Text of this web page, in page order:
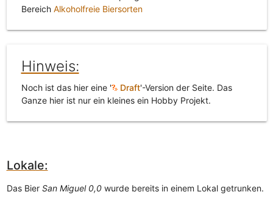
Bereich Alkoholfreie Biersorten
Hinweis:
Noch ist das hier eine ' Draft'-Version der Seite. Das
Ganze hier ist nur ein kleines ein Hobby Projekt.
Lokale:
Das Bier San Miguel 0,0wurde bereits in einem Lokal getrunken.